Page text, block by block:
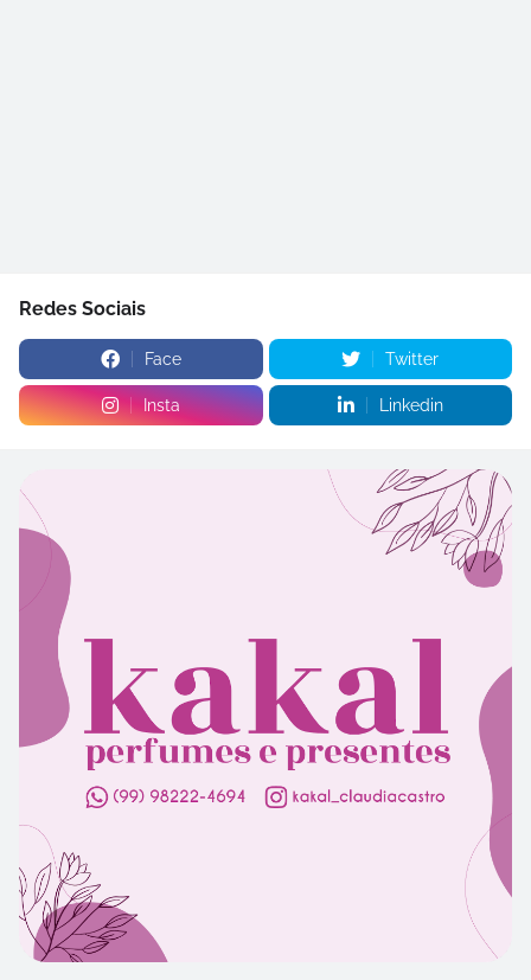
Redes Sociais
Face Twitter
Insta Linkedin